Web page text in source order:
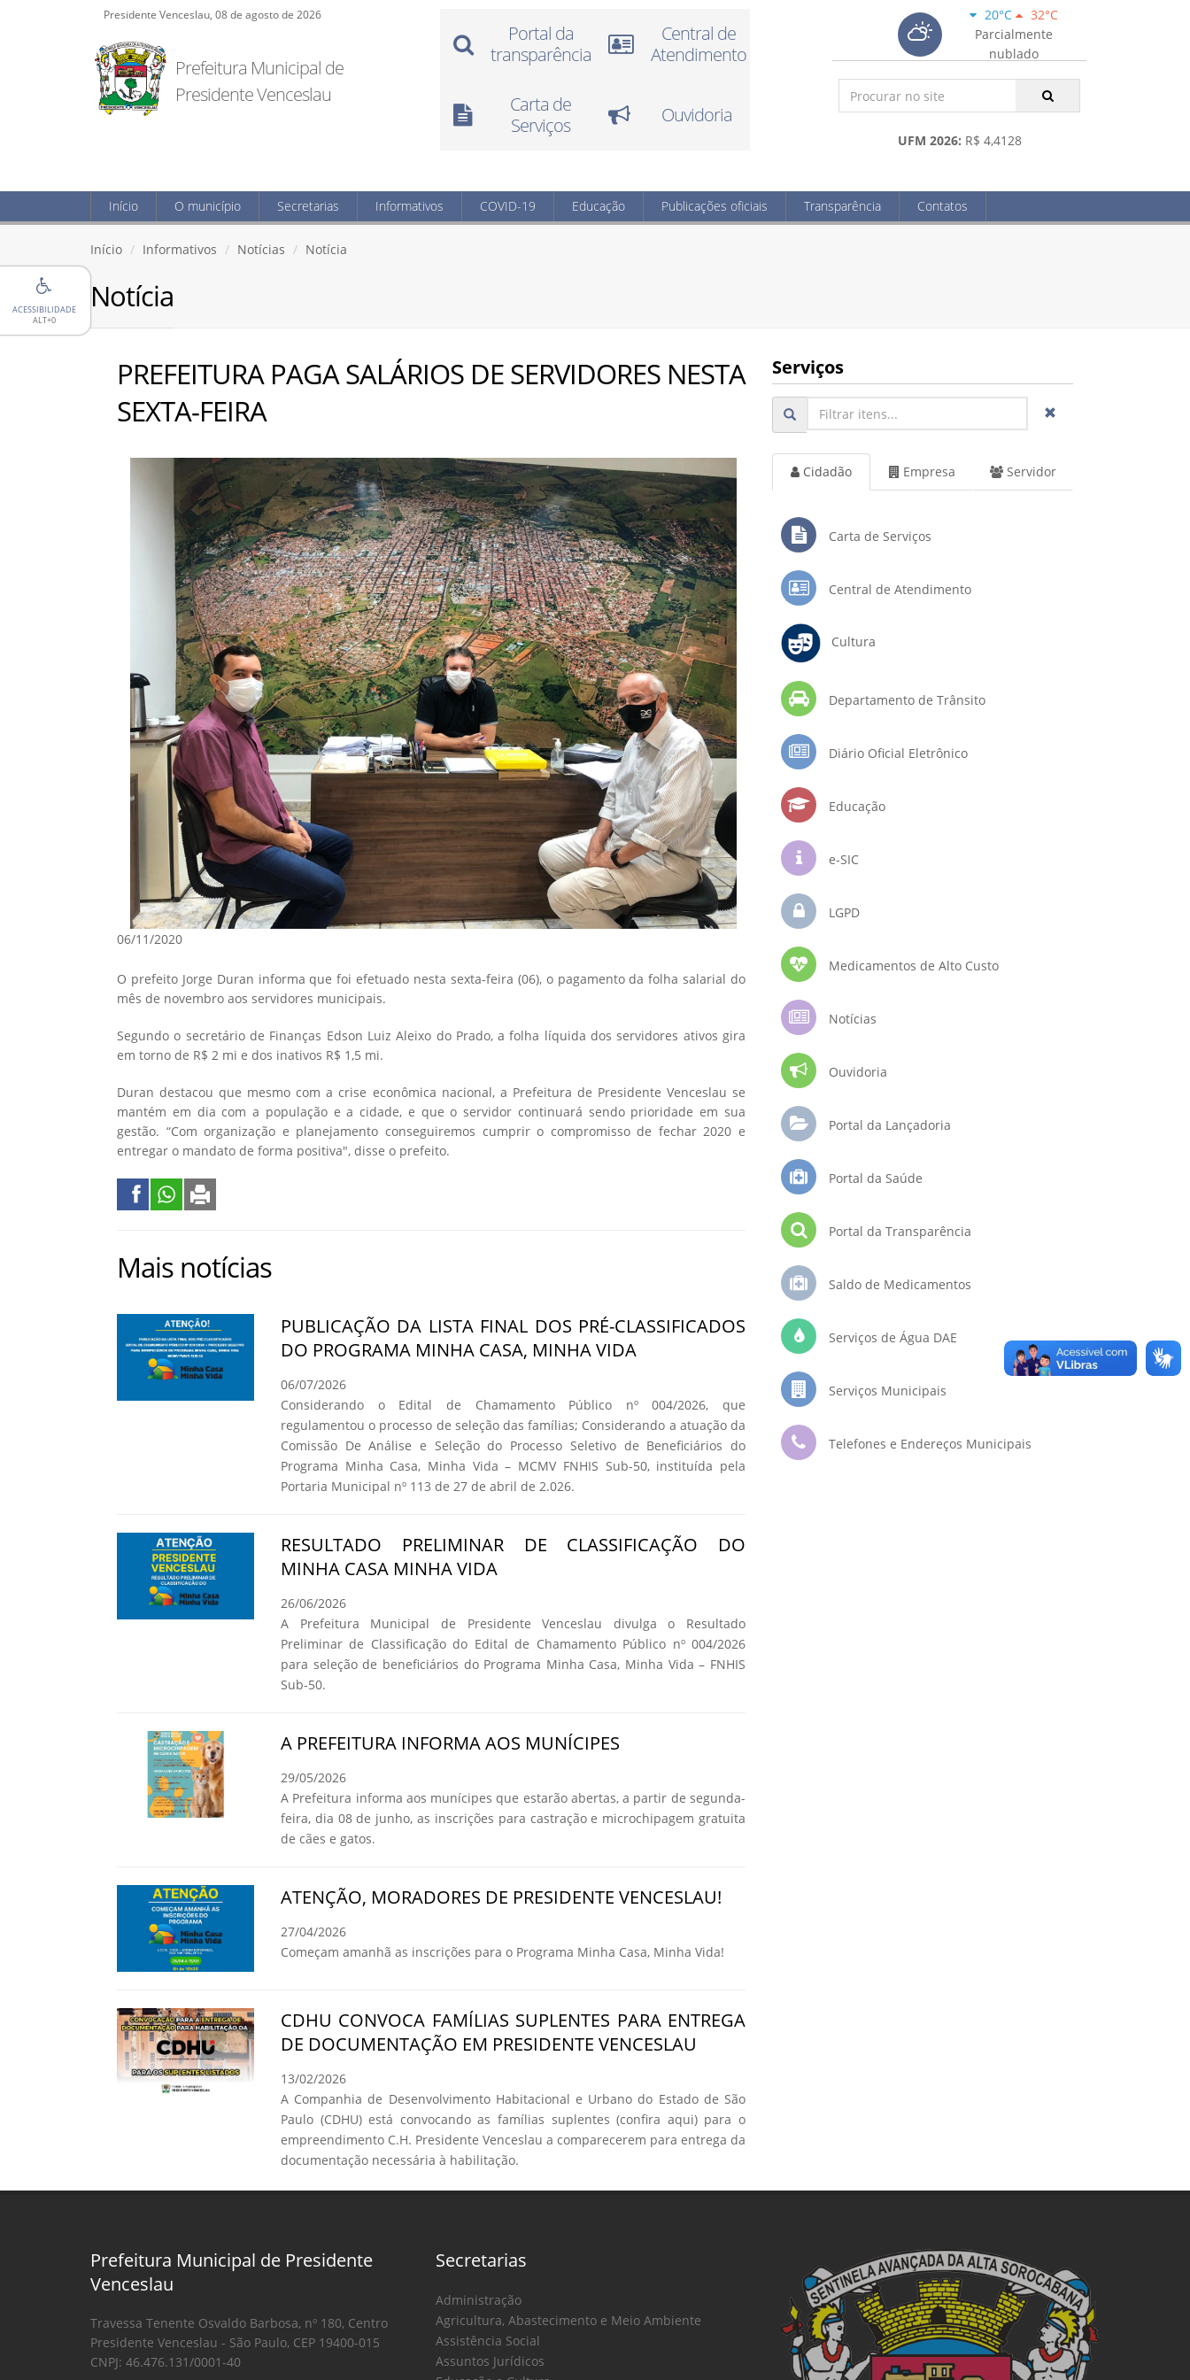
ACESSIBILIDADE
ALT+0
Presidente Venceslau, 08 de agosto de 2026
Prefeitura Municipal de
Presidente Venceslau
Portal da
transparência
Central de
Atendimento
Carta de
Serviços
Ouvidoria
20°C
32°C
Parcialmente
nublado
UFM 2026: R$ 4,4128
Início O município Secretarias Informativos COVID-19 Educação Publicações oficiais Transparência Contatos
Início Informativos Notícias Notícia
Notícia
PREFEITURA PAGA SALÁRIOS DE SERVIDORES NESTA
SEXTA-FEIRA
06/11/2020
O prefeito Jorge Duran informa que foi efetuado nesta sexta-feira (06), o pagamento da folha salarial do
mês de novembro aos servidores municipais.
Segundo o secretário de Finanças Edson Luiz Aleixo do Prado, a folha líquida dos servidores ativos gira
em torno de R$ 2 mi e dos inativos R$ 1,5 mi.
Duran destacou que mesmo com a crise econômica nacional, a Prefeitura de Presidente Venceslau se
mantém em dia com a população e a cidade, e que o servidor continuará sendo prioridade em sua
gestão. “Com organização e planejamento conseguiremos cumprir o compromisso de fechar 2020 e
entregar o mandato de forma positiva", disse o prefeito.
Mais notícias
PUBLICAÇÃO DA LISTA FINAL DOS PRÉ-CLASSIFICADOS
DO PROGRAMA MINHA CASA, MINHA VIDA
06/07/2026
Considerando o Edital de Chamamento Público nº 004/2026, que
regulamentou o processo de seleção das famílias; Considerando a atuação da
Comissão De Análise e Seleção do Processo Seletivo de Beneficiários do
Programa Minha Casa, Minha Vida – MCMV FNHIS Sub-50, instituída pela
Portaria Municipal nº 113 de 27 de abril de 2.026.
RESULTADO PRELIMINAR DE CLASSIFICAÇÃO DO
MINHA CASA MINHA VIDA
26/06/2026
A Prefeitura Municipal de Presidente Venceslau divulga o Resultado
Preliminar de Classificação do Edital de Chamamento Público nº 004/2026
para seleção de beneficiários do Programa Minha Casa, Minha Vida – FNHIS
Sub-50.
A PREFEITURA INFORMA AOS MUNÍCIPES
29/05/2026
A Prefeitura informa aos munícipes que estarão abertas, a partir de segunda-
feira, dia 08 de junho, as inscrições para castração e microchipagem gratuita
de cães e gatos.
ATENÇÃO, MORADORES DE PRESIDENTE VENCESLAU!
27/04/2026
Começam amanhã as inscrições para o Programa Minha Casa, Minha Vida!
CDHU CONVOCA FAMÍLIAS SUPLENTES PARA ENTREGA
DE DOCUMENTAÇÃO EM PRESIDENTE VENCESLAU
13/02/2026
A Companhia de Desenvolvimento Habitacional e Urbano do Estado de São
Paulo (CDHU) está convocando as famílias suplentes (confira aqui) para o
empreendimento C.H. Presidente Venceslau a comparecerem para entrega da
documentação necessária à habilitação.
Serviços
Cidadão Empresa Servidor
Carta de Serviços
Central de Atendimento
Cultura
Departamento de Trânsito
Diário Oficial Eletrônico
Educação
e-SIC
LGPD
Medicamentos de Alto Custo
Notícias
Ouvidoria
Portal da Lançadoria
Portal da Saúde
Portal da Transparência
Saldo de Medicamentos
Serviços de Água DAE
Serviços Municipais
Telefones e Endereços Municipais
Prefeitura Municipal de Presidente
Venceslau
Travessa Tenente Osvaldo Barbosa, nº 180, Centro
Presidente Venceslau - São Paulo, CEP 19400-015
CNPJ: 46.476.131/0001-40
Secretarias
Administração
Agricultura, Abastecimento e Meio Ambiente
Assistência Social
Assuntos Jurídicos